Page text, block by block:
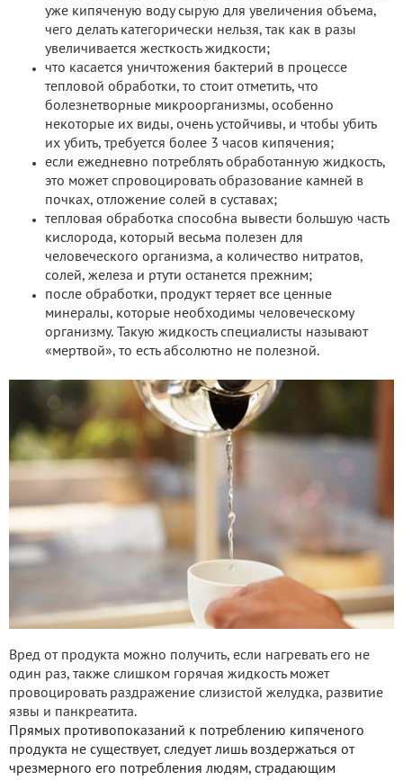
уже кипяченую воду сырую для увеличения объема,
чего делать категорически нельзя, так как в разы
увеличивается жесткость жидкости;
что касается уничтожения бактерий в процессе
тепловой обработки, то стоит отметить, что
болезнетворные микроорганизмы, особенно
некоторые их виды, очень устойчивы, и чтобы убить
их убить, требуется более 3 часов кипячения;
если ежедневно потреблять обработанную жидкость,
это может спровоцировать образование камней в
почках, отложение солей в суставах;
тепловая обработка способна вывести большую часть
кислорода, который весьма полезен для
человеческого организма, а количество нитратов,
солей, железа и ртути останется прежним;
после обработки, продукт теряет все ценные
минералы, которые необходимы человеческому
организму. Такую жидкость специалисты называют
«мертвой», то есть абсолютно не полезной.
Вред от продукта можно получить, если нагревать его не
один раз, также слишком горячая жидкость может
провоцировать раздражение слизистой желудка, развитие
язвы и панкреатита.
Прямых противопоказаний к потреблению кипяченого
продукта не существует, следует лишь воздержаться от
чрезмерного его потребления людям, страдающим